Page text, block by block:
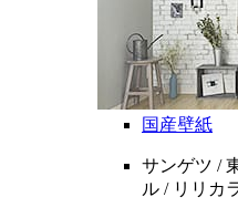
国産壁紙
サンゲツ /
ル / リリカ